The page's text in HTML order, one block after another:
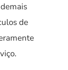
de